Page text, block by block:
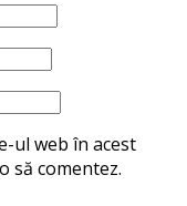
ul web în acest
să comentez.